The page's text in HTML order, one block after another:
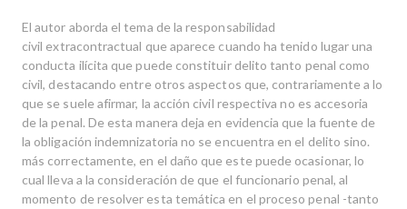
El autor aborda el tema de la responsabilidad
civil extracontractual que aparece cuando ha tenido lugar una
conducta ilícita que puede constituir delito tanto penal como
civil, destacando entre otros aspectos que, contrariamente a lo
que se suele afirmar, la acción civil respectiva no es accesoria
de la penal. De esta manera deja en evidencia que la fuente de
la obligación indemnizatoria no se encuentra en el delito sino.
más correctamente, en el daño que este puede ocasionar, lo
cual lleva a la consideración de que el funcionario penal, al
momento de resolver esta temática en el proceso penal -tanto